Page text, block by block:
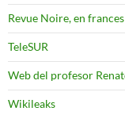
Revue Noire, en
TeleSUR
Web del profesor
Wikileaks